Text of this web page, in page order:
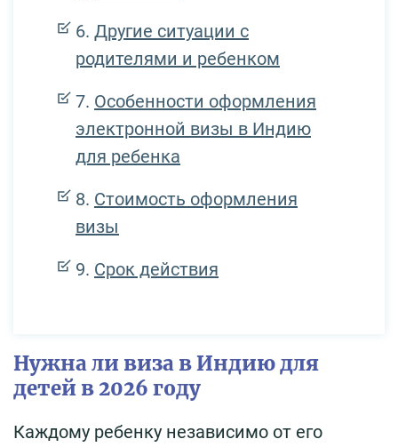
Другие ситуации с
родителями и ребенком
Особенности оформления
электронной визы в Индию
для ребенка
Стоимость оформления
визы
Срок действия
Нужна ли виза в Индию для
детей в 2026 году
Каждому ребенку независимо от его